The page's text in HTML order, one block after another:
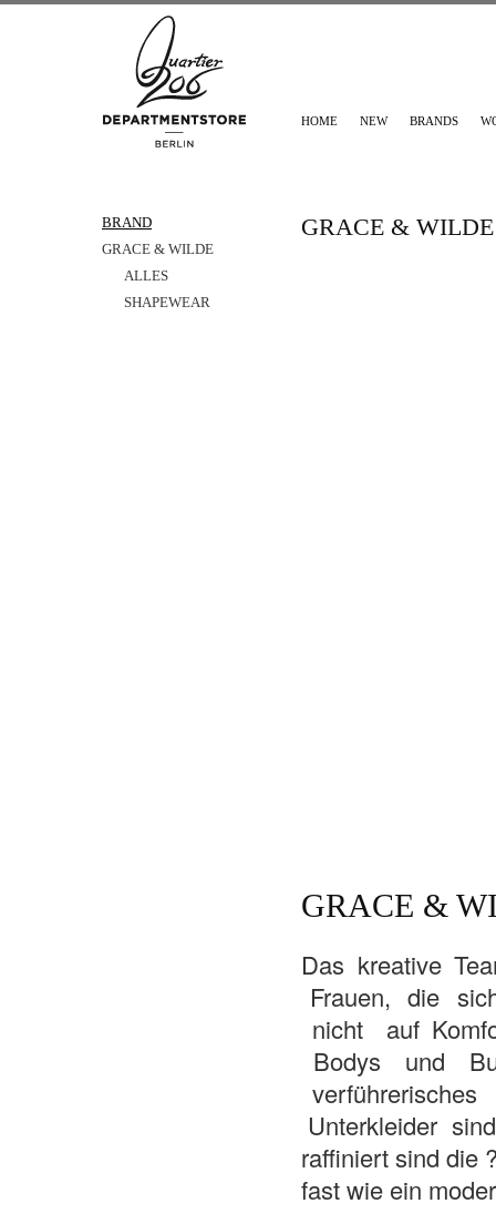
HOME NEW BRANDS
BRAND
GRACE & WILDE
ALLES
SHAPEWEAR
GRACE & WILDE
GRACE &
Das kreative
Frauen, die
nicht auf
Bodys und
Unterkleider
raffiniert sind die
fast wie ein